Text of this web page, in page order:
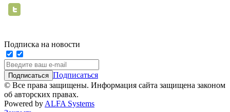
Подписка на новости
Подписаться
© Все права защищены. Информация сайта защищена законом
об авторских правах.
Powered by ALFA Systems